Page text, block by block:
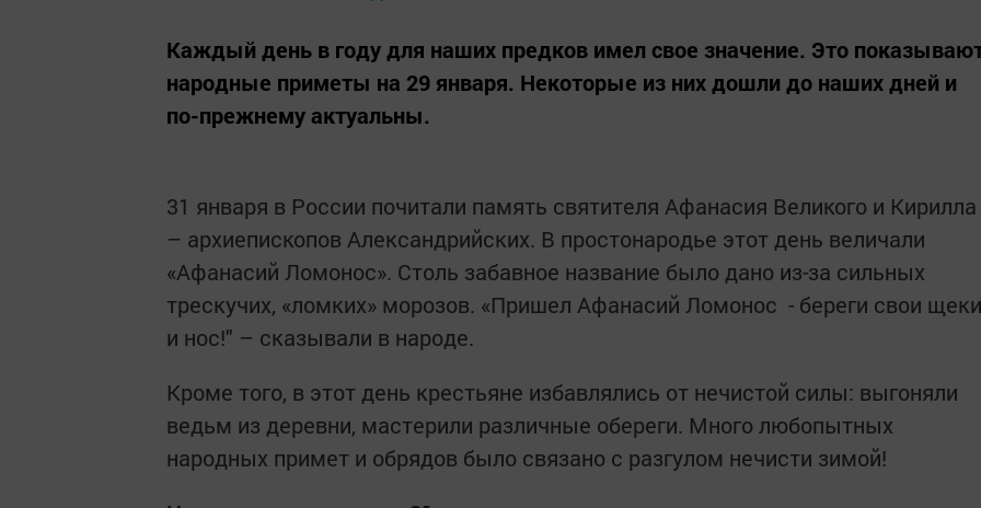
Каждый день в году для наших предков имел свое значение. Это
народные приметы на 29 января. Некоторые из них дошли до наших дней и
по-прежнему актуальны.
31 января в России почитали память святителя Афанасия Великого и Кирилла
– архиепископов Александрийских. В простонародье этот день величали
«Афанасий Ломонос». Столь забавное название было дано из-за сильных
трескучих, «ломких» морозов. «Пришел Афанасий Ломонос - береги свои щеки
и нос!" – сказывали в народе.
Кроме того, в этот день крестьяне избавлялись от нечистой силы: выгоняли
ведьм из деревни, мастерили различные обереги. Много любопытных
народных примет и обрядов было связано с разгулом нечисти зимой!